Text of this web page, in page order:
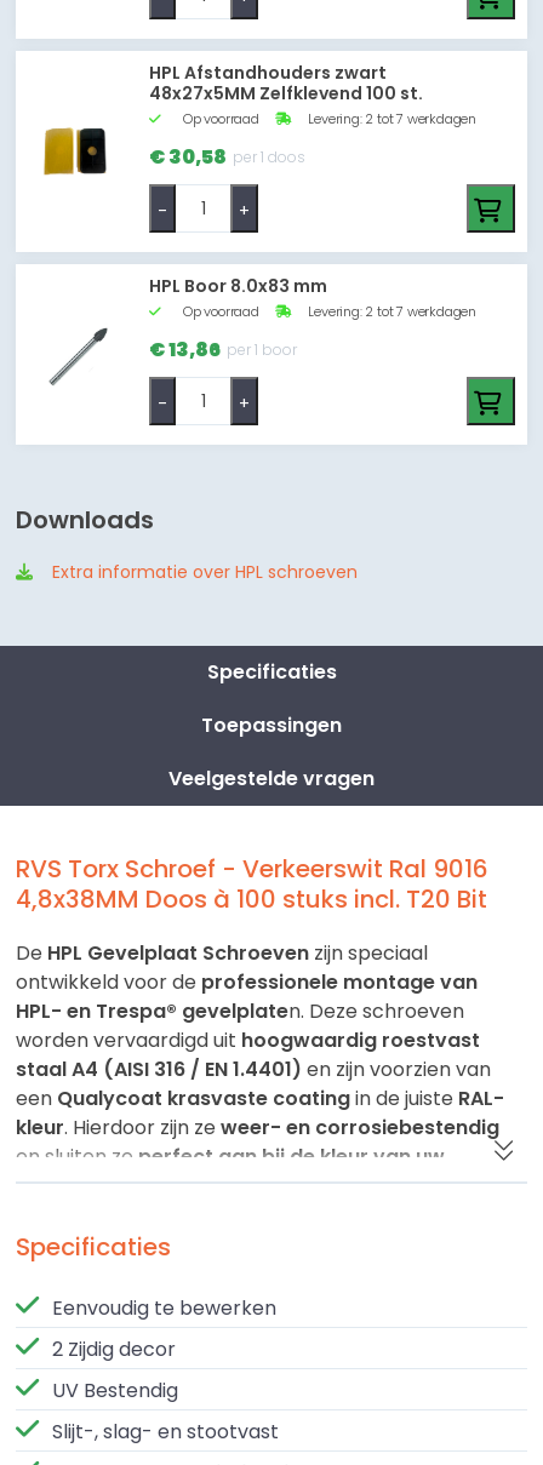
HPL Afstandhouders zwart
48x27x5MM Zelfklevend 100 st.
Op voorraad Levering: 2 tot 7 werkdagen
€ 30,58 per 1 doos
- +
HPL Boor 8.0x83 mm
Op voorraad Levering: 2 tot 7 werkdagen
€ 13,86 per 1 boor
- +
Downloads
Extra informatie over HPL schroeven
Specificaties
Toepassingen
Veelgestelde vragen
RVS Torx Schroef - Verkeerswit Ral 9016
4,8x38MM Doos à 100 stuks incl. T20 Bit
De HPL Gevelplaat Schroeven zijn speciaal
ontwikkeld voor de professionele montage van
HPL- en Trespa® gevelplaten. Deze schroeven
worden vervaardigd uit hoogwaardig roestvast
staal A4 (AISI 316 / EN 1.4401) en zijn voorzien van
een Qualycoat krasvaste coatingin de juiste RAL-
kleur. Hierdoor zijn zeweer- en corrosiebestendig
en sluiten ze perfect aan bij de kleur van uw
gevelbekleding.
De schroeven zijn leverbaar in
schroefbit per doos (100 stuks)
duurzame afwerking en perfecte pasvorm zorgen ze
voor eenstrakke, professionele montage
lange levensduur
Verwerkingsvoorschriften
Specificaties
Eenvoudig te bewerken
2 Zijdig decor
UV Bestendig
Slijt-, slag- en stootvast